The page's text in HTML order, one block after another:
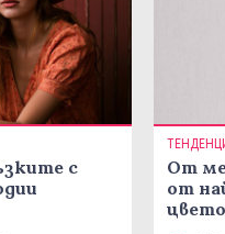
с
От
от